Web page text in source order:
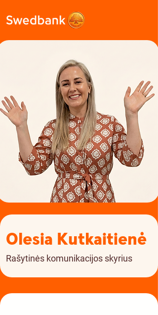
Olesia Kutkaitienė
Rašytinės komunikacijos skyrius